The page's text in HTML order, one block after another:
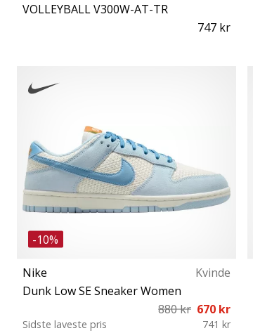
VOLLEYBALL V300W-AT-TR
747 kr
-10%
Nike
Kvinde
Dunk Low SE Sneaker Women
880 kr 670 kr
Sidste laveste pris 741 kr